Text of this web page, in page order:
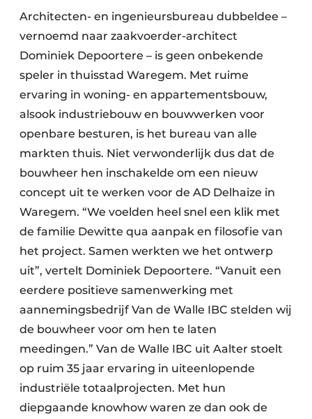
Zonwering
Architecten- en ingenieursbureau dubbeldee –
vernoemd naar zaakvoerder-architect
Dominiek Depoortere – is geen onbekende
speler in thuisstad Waregem. Met ruime
ervaring in woning- en appartementsbouw,
alsook industriebouw en bouwwerken voor
openbare besturen, is het bureau van alle
markten thuis. Niet verwonderlijk dus dat de
bouwheer hen inschakelde om een nieuw
concept uit te werken voor de AD Delhaize in
Waregem. “We voelden heel snel een klik met
de familie Dewitte qua aanpak en filosofie van
het project. Samen werkten we het ontwerp
uit”, vertelt Dominiek Depoortere. “Vanuit een
eerdere positieve samenwerking met
aannemingsbedrijf Van de Walle IBC stelden wij
de bouwheer voor om hen te laten
meedingen.” Van de Walle IBC uit Aalter stoelt
op ruim 35 jaar ervaring in uiteenlopende
industriële totaalprojecten. Met hun
diepgaande knowhow waren ze dan ook de